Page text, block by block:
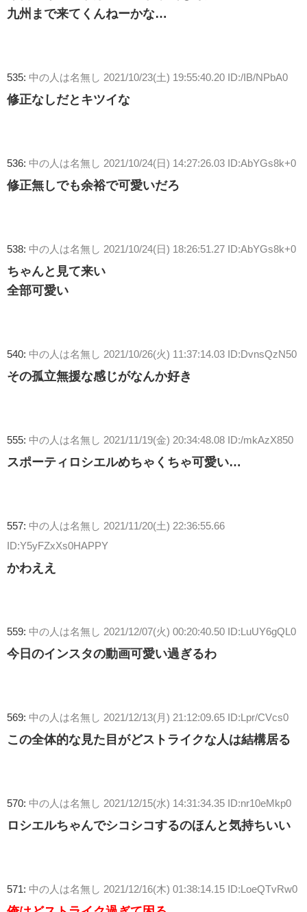
九州まで来てくんねーかな…
535: 中の人は名無し 2021/10/23(土) 19:55:40.20 ID:/IB/NPbA0
修正なしだとキツイな
536: 中の人は名無し 2021/10/24(日) 14:27:26.03 ID:AbYGs8k+0
修正無しでも余裕で可愛いだろ
538: 中の人は名無し 2021/10/24(日) 18:26:51.27 ID:AbYGs8k+0
ちゃんと見て来い
全部可愛い
540: 中の人は名無し 2021/10/26(火) 11:37:14.03 ID:DvnsQzN50
その孤立無援な感じがなんか好き
555: 中の人は名無し 2021/11/19(金) 20:34:48.08 ID:/mkAzX850
スポーティロシエルめちゃくちゃ可愛い…
557: 中の人は名無し 2021/11/20(土) 22:36:55.66
ID:Y5yFZxXs0HAPPY
かわええ
559: 中の人は名無し 2021/12/07(火) 00:20:40.50 ID:LuUY6gQL0
今日のインスタの動画可愛い過ぎるわ
569: 中の人は名無し 2021/12/13(月) 21:12:09.65 ID:Lpr/CVcs0
この全体的な見た目がどストライクな人は結構居る
570: 中の人は名無し 2021/12/15(水) 14:31:34.35 ID:nr10eMkp0
ロシエルちゃんでシコシコするのほんと気持ちいい
571: 中の人は名無し 2021/12/16(木) 01:38:14.15 ID:LoeQTvRw0